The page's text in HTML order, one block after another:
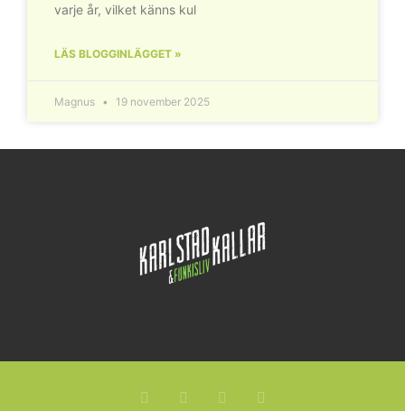
varje år, vilket känns kul
LÄS BLOGGINLÄGGET »
Magnus 19 november 2025